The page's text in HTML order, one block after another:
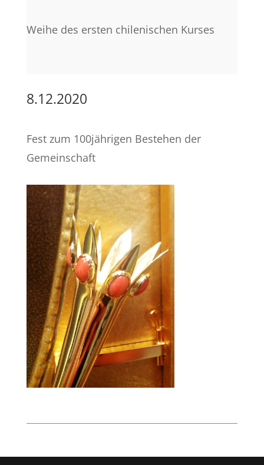
Weihe des ersten chilenischen Kurses
8.12.2020
Fest zum 100jährigen Bestehen der
Gemeinschaft